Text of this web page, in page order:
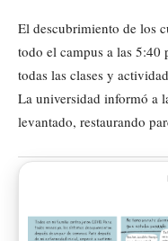
El descubrimiento de los
todo el campus a las
todas las clases y
La universidad informó a
levantado, restaurando